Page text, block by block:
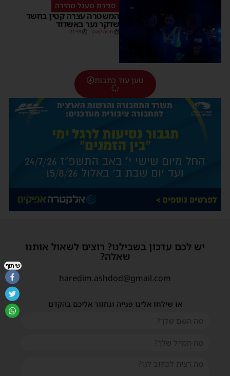
סגירת מעגל מהירה
המשטרה עצרה קטין בחשד
שדקר נער באשדוד
משה קאהן 21:59
טען עוד כתבות
יש לכם עדכון בשבילנו? רוצים לשאול אותנו
שאלה?
haredim.ashdod@gmail.com
או שילחו אלינו פנייה ונחזור אליכם בהקדם
שיתוף